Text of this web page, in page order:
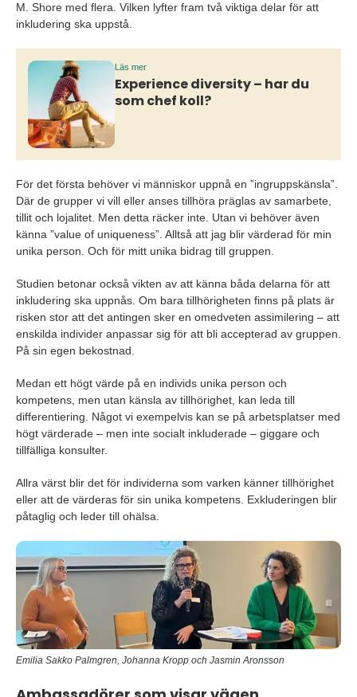
M. Shore med flera. Vilken lyfter fram två viktiga delar för att
inkludering ska uppstå.
Läs mer
Experience diversity – har du
som chef koll?
För det första behöver vi människor uppnå en ”ingruppskänsla”.
Där de grupper vi vill eller anses tillhöra präglas av samarbete,
tillit och lojalitet. Men detta räcker inte. Utan vi behöver även
känna ”value of uniqueness”. Alltså att jag blir värderad för min
unika person. Och för mitt unika bidrag till gruppen.
Studien betonar också vikten av att känna båda delarna för att
inkludering ska uppnås. Om bara tillhörigheten finns på plats är
risken stor att det antingen sker en omedveten assimilering – att
enskilda individer anpassar sig för att bli accepterad av gruppen.
På sin egen bekostnad.
Medan ett högt värde på en individs unika person och
kompetens, men utan känsla av tillhörighet, kan leda till
differentiering. Något vi exempelvis kan se på arbetsplatser med
högt värderade – men inte socialt inkluderade – giggare och
tillfälliga konsulter.
Allra värst blir det för individerna som varken känner tillhörighet
eller att de värderas för sin unika kompetens. Exkluderingen blir
påtaglig och leder till ohälsa.
Emilia Sakko Palmgren, Johanna Kropp och Jasmin Aronsson